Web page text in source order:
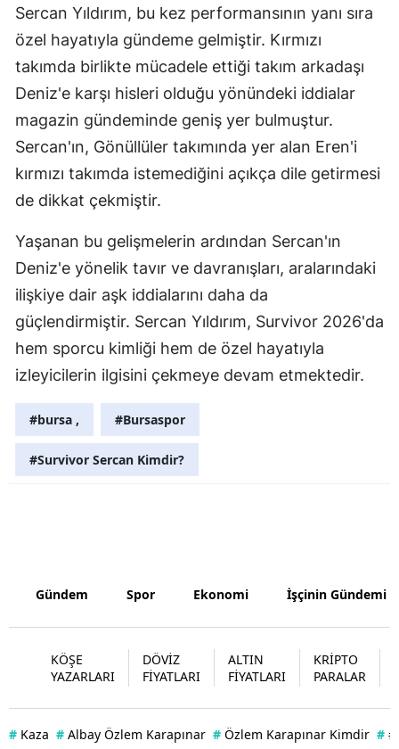
Siirt
Sivas
Tekirdağ
Tokat
Tunceli
Şanlıurfa
Yozgat
Batman
Bartın
Ardahan
Sercan Yıldırım, bu kez performansının yanı sıra
özel hayatıyla gündeme gelmiştir. Kırmızı
takımda birlikte mücadele ettiği takım arkadaşı
Deniz'e karşı hisleri olduğu yönündeki iddialar
magazin gündeminde geniş yer bulmuştur.
Sercan'ın, Gönüllüler takımında yer alan Eren'i
kırmızı takımda istemediğini açıkça dile getirmesi
de dikkat çekmiştir.
Yaşanan bu gelişmelerin ardından Sercan'ın
Deniz'e yönelik tavır ve davranışları, aralarındaki
ilişkiye dair aşk iddialarını daha da
güçlendirmiştir. Sercan Yıldırım, Survivor 2026'da
hem sporcu kimliği hem de özel hayatıyla
izleyicilerin ilgisini çekmeye devam etmektedir.
#bursa , #Bursaspor
#Survivor Sercan Kimdir?
Gündem Spor Ekonomi İşçinin Gündemi
KÖŞE
YAZARLARI
DÖVİZ
FİYATLARI
ALTIN
FİYATLARI
KRİPTO
PARALAR
# Kaza # Albay Özlem Karapınar # Özlem Karapınar Kimdir #